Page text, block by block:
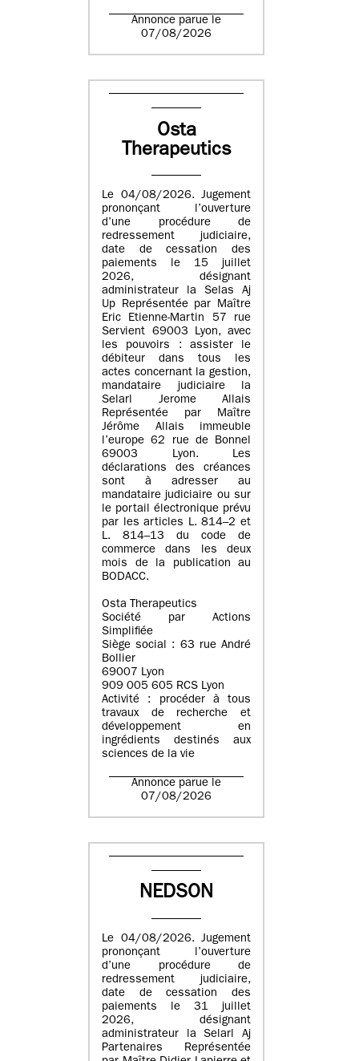
Annonce parue le
07/08/2026
Osta
Therapeutics
Le 04/08/2026. Jugement
prononçant l’ouverture
d’une procédure de
redressement judiciaire,
date de cessation des
paiements le 15 juillet
2026, désignant
administrateur la Selas Aj
Up Représentée par Maître
Eric Etienne-Martin 57 rue
Servient 69003 Lyon, avec
les pouvoirs : assister le
débiteur dans tous les
actes concernant la gestion,
mandataire judiciaire la
Selarl Jerome Allais
Représentée par Maître
Jérôme Allais immeuble
l’europe 62 rue de Bonnel
69003 Lyon. Les
déclarations des créances
sont à adresser au
mandataire judiciaire ou sur
le portail électronique prévu
par les articles L. 814–2 et
L. 814–13 du code de
commerce dans les deux
mois de la publication au
BODACC.
Osta Therapeutics
Société par Actions
Simplifiée
Siège social : 63 rue André
Bollier
69007 Lyon
909 005 605 RCS Lyon
Activité : procéder à tous
travaux de recherche et
développement en
ingrédients destinés aux
sciences de la vie
Annonce parue le
07/08/2026
NEDSON
Le 04/08/2026. Jugement
prononçant l’ouverture
d’une procédure de
redressement judiciaire,
date de cessation des
paiements le 31 juillet
2026, désignant
administrateur la Selarl Aj
Partenaires Représentée